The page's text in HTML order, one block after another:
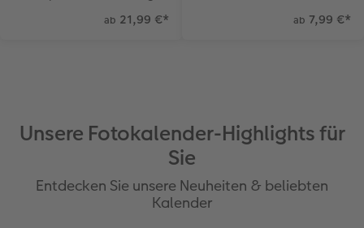
ab 21,99 €* ab 7,99 €*
Unsere Fotokalender-Highlights für
Sie
Entdecken Sie unsere Neuheiten & beliebten
Kalender